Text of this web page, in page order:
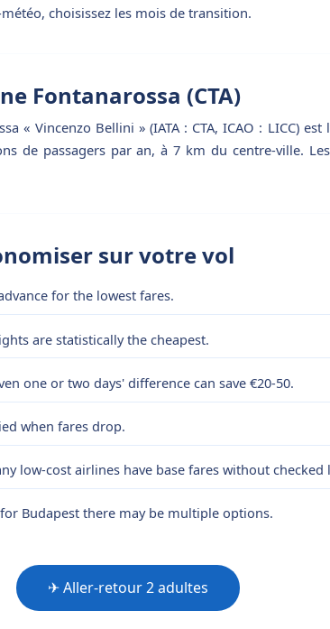
choisissez les mois de transition.
Fontanarossa (CTA)
« Vincenzo Bellini » (IATA : CTA, ICAO : LICC)
de passagers par an, à 7 km du centre-ville.
sur votre vol
for the lowest fares.
are statistically the cheapest.
one or two days' difference can save €20-50.
when fares drop.
low-cost airlines have base fares without checked
Budapest there may be multiple options.
✈ Aller-retour 2 adultes